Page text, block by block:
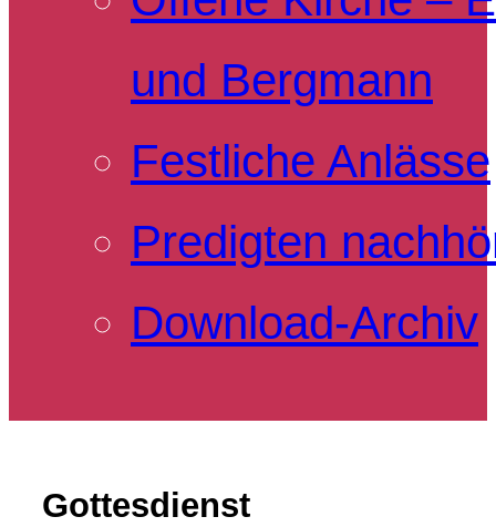
und Bergmann
Festliche Anlässe
Predigten
Download-Archiv
Gottesdienst